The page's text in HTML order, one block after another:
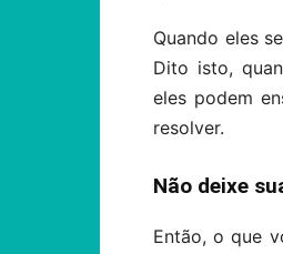
Quando eles
Dito isto,
eles podem
resolver.
Não deixe
Então, o que